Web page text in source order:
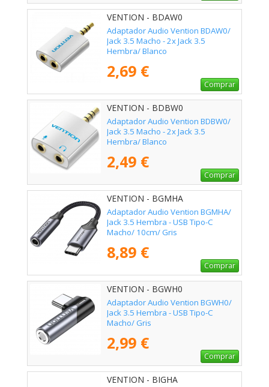
VENTION - BDAW0
Adaptador Audio Vention BDAW0/
Jack 3.5 Macho - 2x Jack 3.5
Hembra/ Blanco
2,69 €
Comprar
VENTION - BDBW0
Adaptador Audio Vention BDBW0/
Jack 3.5 Macho - 2x Jack 3.5
Hembra/ Blanco
2,49 €
Comprar
VENTION - BGMHA
Adaptador Audio Vention BGMHA/
Jack 3.5 Hembra - USB Tipo-C
Macho/ 10cm/ Gris
8,89 €
Comprar
VENTION - BGWH0
Adaptador Audio Vention BGWH0/
Jack 3.5 Hembra - USB Tipo-C
Macho/ Gris
2,99 €
Comprar
VENTION - BIGHA